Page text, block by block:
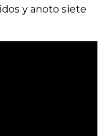
y anoto siete